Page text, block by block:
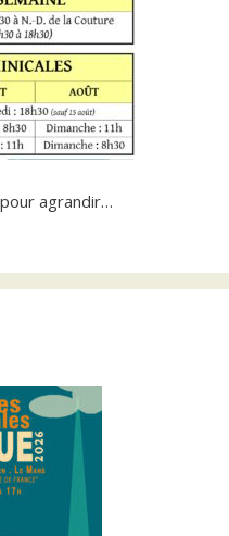
agrandir…